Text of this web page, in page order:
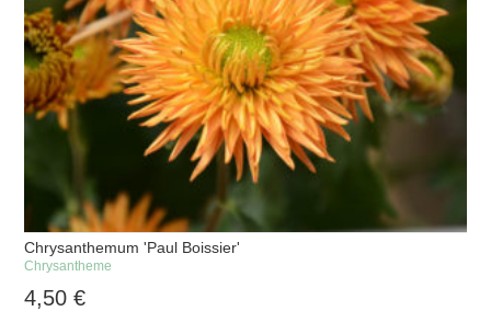
Chrysanthemum 'Paul Boissier'
Chrysantheme
4,50€